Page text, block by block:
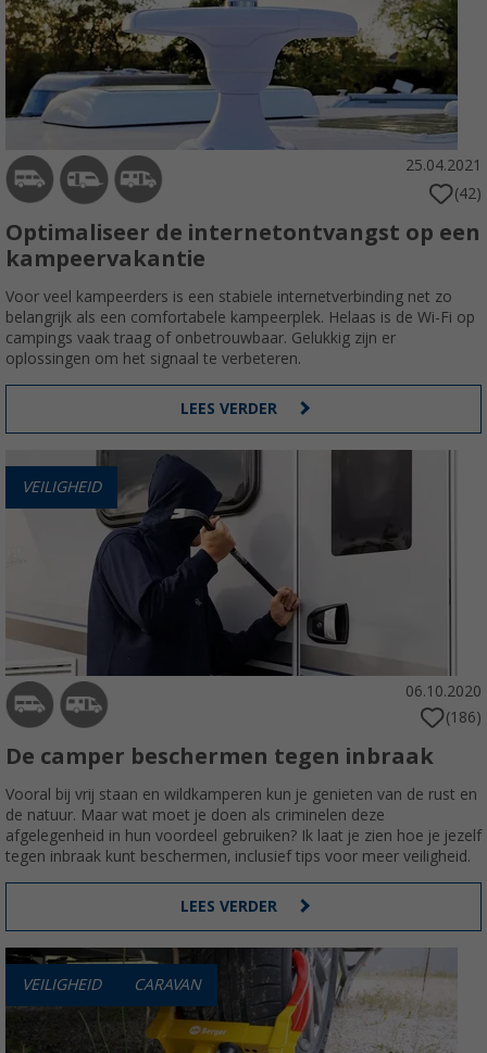
25.04.2021
(42)
Optimaliseer de internetontvangst op een
kampeervakantie
Voor veel kampeerders is een stabiele internetverbinding net zo
belangrijk als een comfortabele kampeerplek. Helaas is de Wi-Fi op
campings vaak traag of onbetrouwbaar. Gelukkig zijn er
oplossingen om het signaal te verbeteren.
LEES VERDER
VEILIGHEID
06.10.2020
(186)
De camper beschermen tegen inbraak
Vooral bij vrij staan en wildkamperen kun je genieten van de rust en
de natuur. Maar wat moet je doen als criminelen deze
afgelegenheid in hun voordeel gebruiken? Ik laat je zien hoe je jezelf
tegen inbraak kunt beschermen, inclusief tips voor meer veiligheid.
LEES VERDER
VEILIGHEID CARAVAN